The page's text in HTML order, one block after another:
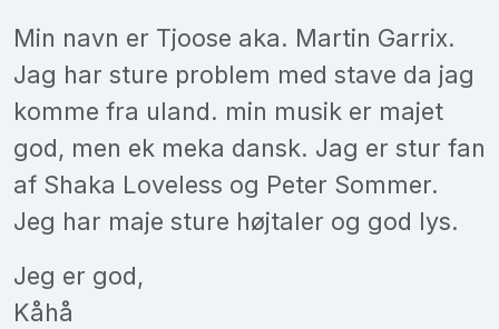
Min navn er Tjoose aka. Martin Garrix.
Jag har sture problem med stave da jag
komme fra uland. min musik er majet
god, men ek meka dansk. Jag er stur fan
af Shaka Loveless og Peter Sommer.
Jeg har maje sture højtaler og god lys.
Jeg er god,
Kåhå